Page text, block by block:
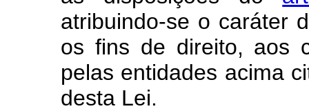
atribuindo-se o caráter
os fins de direito, aos
pelas entidades acima
desta Lei.